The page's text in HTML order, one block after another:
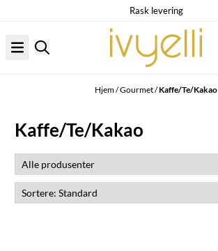
Rask levering
Hjem/Gourmet/Kaffe/Te/Kakao
Kaffe/Te/Kakao